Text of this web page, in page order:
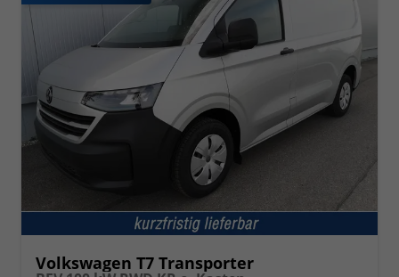
Volkswagen T7 Transporter